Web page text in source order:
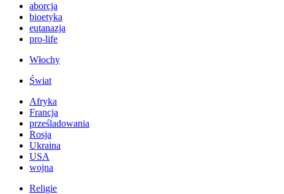
aborcja
bioetyka
eutanazja
pro-life
Włochy
Świat
Afryka
Francja
prześladowania
Rosja
Ukraina
USA
wojna
Religie